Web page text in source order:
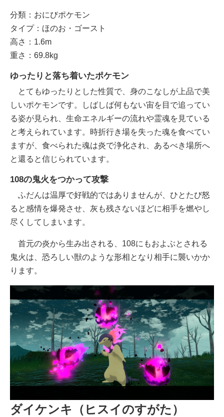
分類：おにびポケモン
タイプ：ほのお・ゴースト
高さ：1.6m
重さ：69.8kg
ゆったりと落ち着いたポケモン
とてもゆったりとした性質で、身のこなしが上品で美
しいポケモンです。しばしば何もない宙を目で追ってい
る姿が見られ、生命エネルギーの流れや霊魂を見ている
と考えられています。時折行き場を失った魂を食べてい
ますが、食べられた魂は炎で浄化され、あるべき場所へ
と還ると信じられています。
108の鬼火をつかって攻撃
ふだんは温厚で好戦的ではありませんが、ひとたび怒
ると感情を爆発させ、灰も残さないほどに相手を燃やし
尽くしてしまいます。
首元の炎から生み出される、108にもおよぶとされる
鬼火は、恐ろしい獣のような形相となり相手に襲いかか
ります。
ダイケンキ（ヒスイのすがた）